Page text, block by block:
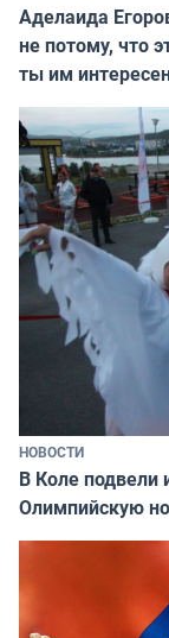
Аделаида
не потому, что
ты им
НОВОСТИ
В Коле подвели
Олимпийскую